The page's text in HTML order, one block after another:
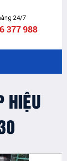
24/7
377 988
HIỆU